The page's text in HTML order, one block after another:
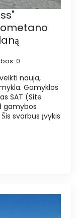
0
nauja,
Gamyklos
SAT (Site
gamybos
svarbus įvykis